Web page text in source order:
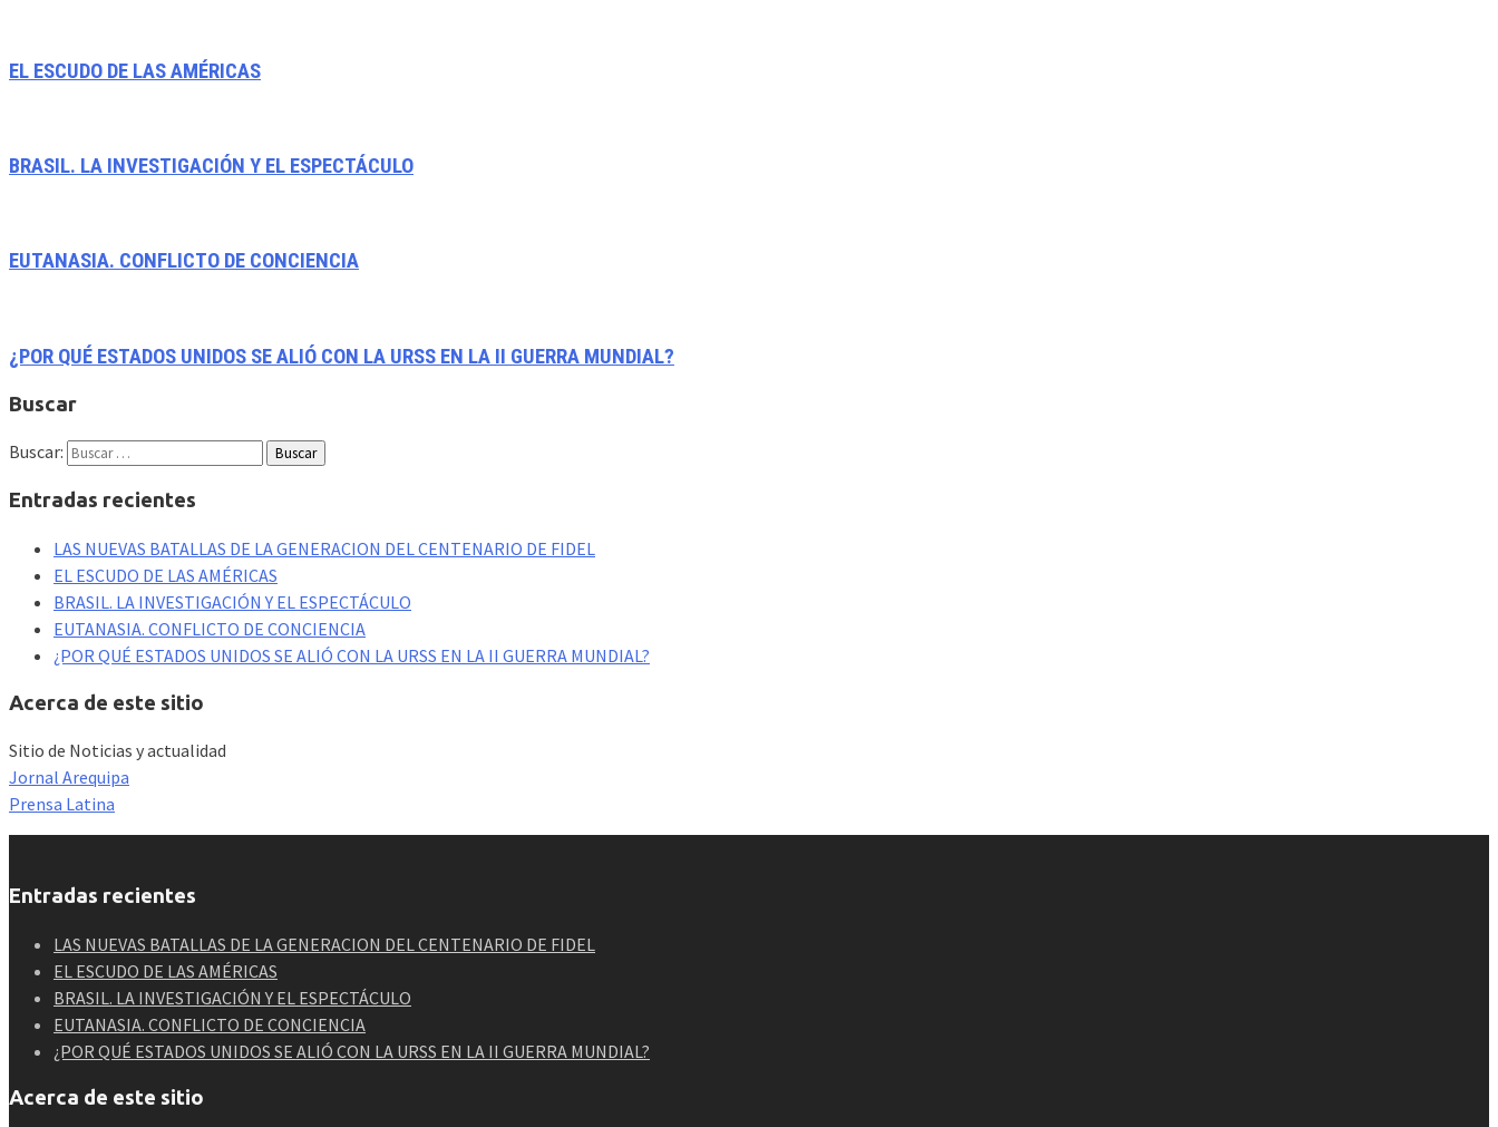
EL ESCUDO DE LAS AMÉRICAS
BRASIL. LA INVESTIGACIÓN Y EL ESPECTÁCULO
EUTANASIA. CONFLICTO DE CONCIENCIA
¿POR QUÉ ESTADOS UNIDOS SE ALIÓ CON LA URSS EN LA II GUERRA MUNDIAL?
Buscar
Buscar:
Entradas recientes
LAS NUEVAS BATALLAS DE LA GENERACION DEL CENTENARIO DE FIDEL
EL ESCUDO DE LAS AMÉRICAS
BRASIL. LA INVESTIGACIÓN Y EL ESPECTÁCULO
EUTANASIA. CONFLICTO DE CONCIENCIA
¿POR QUÉ ESTADOS UNIDOS SE ALIÓ CON LA URSS EN LA II GUERRA MUNDIAL?
Acerca de este sitio
Sitio de Noticias y actualidad
Jornal Arequipa
Prensa Latina
Entradas recientes
LAS NUEVAS BATALLAS DE LA GENERACION DEL CENTENARIO DE FIDEL
EL ESCUDO DE LAS AMÉRICAS
BRASIL. LA INVESTIGACIÓN Y EL ESPECTÁCULO
EUTANASIA. CONFLICTO DE CONCIENCIA
¿POR QUÉ ESTADOS UNIDOS SE ALIÓ CON LA URSS EN LA II GUERRA MUNDIAL?
Acerca de este sitio